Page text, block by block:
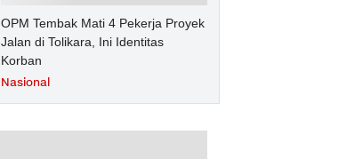
OPM Tembak Mati 4 Pekerja Proyek
Jalan di Tolikara, Ini Identitas
Korban
Nasional